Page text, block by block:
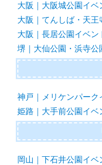
大阪｜大阪城公園イベ
大阪｜てんしば・天王
大阪｜長居公園イベン
堺｜大仙公園・浜寺公
神戸｜メリケンパーク
姫路｜大手前公園イベ
岡山｜下石井公園イベ